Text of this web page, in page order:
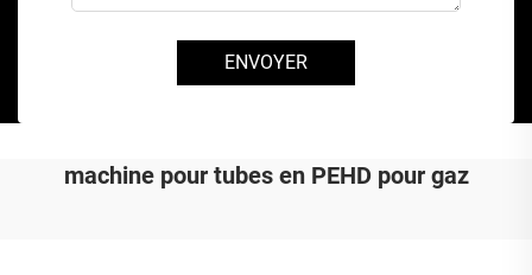
ENVOYER
machine pour tubes en PEHD pour gaz